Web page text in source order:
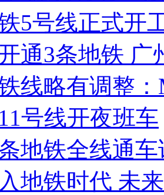
5号线正式开
通3条地铁 广
线略有调整
号线开夜班车
地铁全线通
地铁时代 未